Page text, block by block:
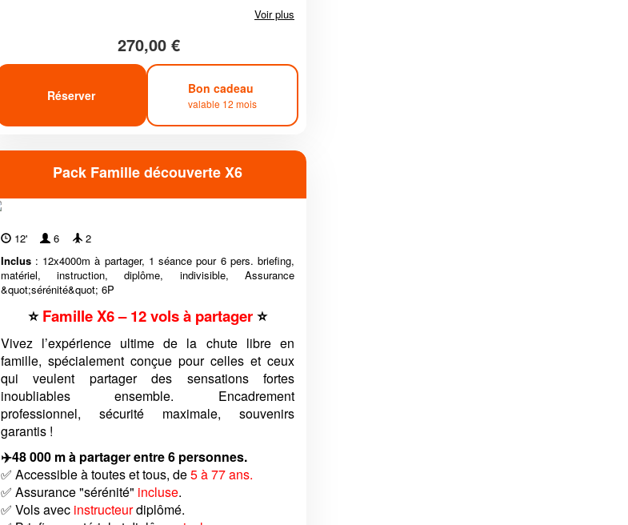
Voir plus
270,00 €
Réserver Bon cadeau
valable 12 mois
Pack Famille découverte X6
12' 6
2
Inclus: 12x4000m à partager, 1 séance pour 6 pers. briefing,
matériel, instruction, diplôme, indivisible, Assurance
&quot;sérénité&quot; 6P
⭐Famille X6 – 12 vols à partager⭐
Vivez l’expérience ultime de la chute libre en
famille, spécialement conçue pour celles et ceux
qui veulent partager des sensations fortes
inoubliables ensemble. Encadrement
professionnel, sécurité maximale, souvenirs
garantis !
✈️48 000 m à partager entre 6 personnes.
✅ Accessible à toutes et tous, de5 à 77 ans.
✅ Assurance "sérénité" incluse.
✅ Vols avec instructeurdiplômé.